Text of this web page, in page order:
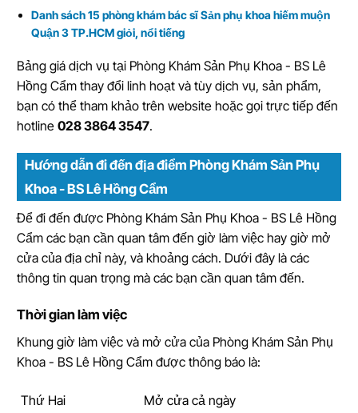
Danh sách 15 phòng khám bác sĩ Sản phụ khoa hiếm muộn
Quận 3 TP.HCM giỏi, nổi tiếng
Bảng giá dịch vụ tại Phòng Khám Sản Phụ Khoa - BS Lê
Hồng Cẩm thay đổi linh hoạt và tùy dịch vụ, sản phẩm,
bạn có thể tham khảo trên website hoặc gọi trực tiếp đến
hotline 028 3864 3547.
Hướng dẫn đi đến địa điểm Phòng Khám Sản Phụ
Khoa - BS Lê Hồng Cẩm
Để đi đến được Phòng Khám Sản Phụ Khoa - BS Lê Hồng
Cẩm các bạn cần quan tâm đến giờ làm việc hay giờ mở
cửa của địa chỉ này, và khoảng cách. Dưới đây là các
thông tin quan trọng mà các bạn cần quan tâm đến.
Thời gian làm việc
Khung giờ làm việc và mở cửa của Phòng Khám Sản Phụ
Khoa - BS Lê Hồng Cẩm được thông báo là:
Thứ Hai
Mở cửa cả ngày